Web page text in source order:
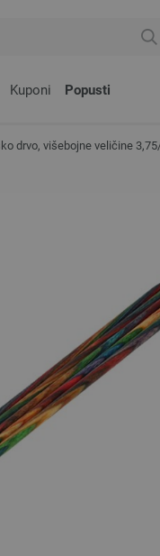
Kuponi Popusti
drvo, višebojne veličine